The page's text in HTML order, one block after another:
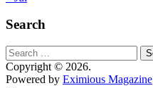
Search
Search
for:
Copyright © 2026.
Powered by Eximious Magazine